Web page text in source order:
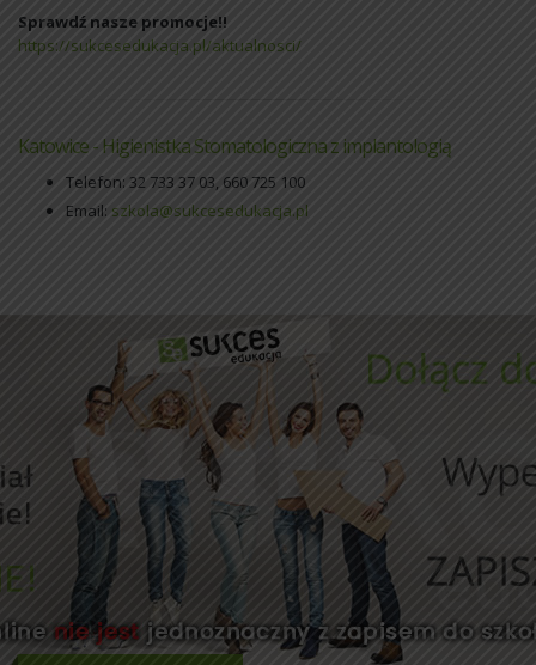
Sprawdź nasze promocje!!
https://sukcesedukacja.pl/aktualnosci/
Katowice - Higienistka Stomatologiczna z implantologią
Telefon: 32 733 37 03, 660 725 100
Email: szkola@sukcesedukacja.pl